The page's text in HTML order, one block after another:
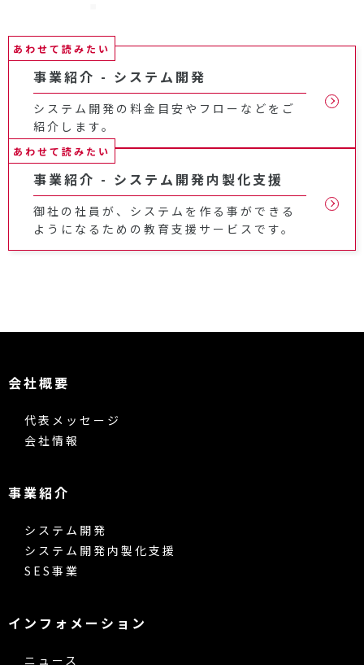
あわせて読みたい
事業紹介 - システム開発
システム開発の料金目安やフローなどをご
紹介します。
あわせて読みたい
事業紹介 - システム開発内製化支援
御社の社員が、システムを作る事ができる
ようになるための教育支援サービスです。
会社概要
代表メッセージ
会社情報
事業紹介
システム開発
システム開発内製化支援
SES事業
インフォメーション
ニュース